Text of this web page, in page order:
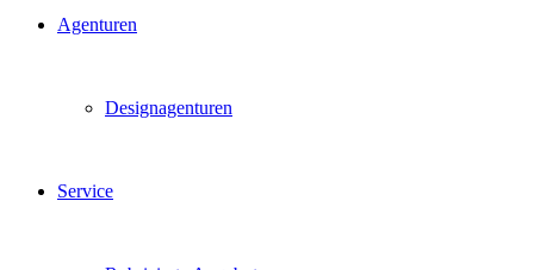
Agenturen
Designagenturen
Service